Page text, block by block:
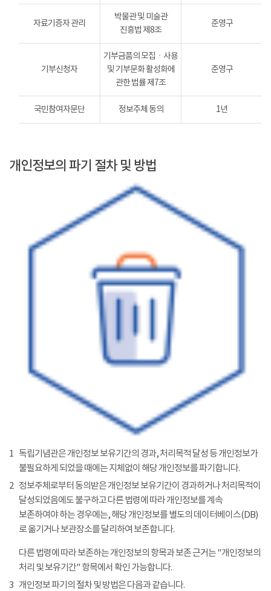
자료기증자 관리
박물관 및 미술관
진흥법 제8조
준영구
기부신청자
기부금품의 모집ㆍ사용
및 기부문화 활성화에
관한 법률 제7조
준영구
국민참여자문단 정보주체 동의 1년
개인정보의 파기 절차 및 방법
1 독립기념관은 개인정보 보유기간의 경과, 처리목적 달성 등 개인정보가
불필요하게 되었을 때에는 지체없이 해당 개인정보를 파기합니다.
2 정보주체로부터 동의받은 개인정보 보유기간이 경과하거나 처리목적이
달성되었음에도 불구하고 다른 법령에 따라 개인정보를 계속
보존하여야 하는 경우에는, 해당 개인정보를 별도의 데이터베이스(DB)
로 옮기거나 보관장소를 달리하여 보존합니다.
다른 법령에 따라 보존하는 개인정보의 항목과 보존 근거는 "개인정보의
처리 및 보유기간" 항목에서 확인 가능합니다.
3 개인정보 파기의 절차 및 방법은 다음과 같습니다.